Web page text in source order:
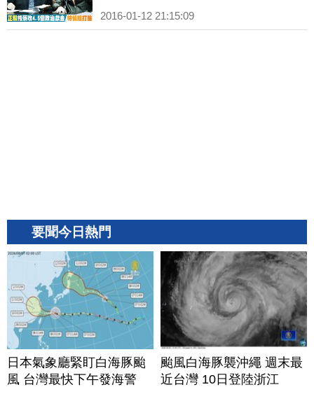
2016-01-12 21:15:09
要聞今日熱門
日本氣象廳緊盯白海豚颱
風 台灣最快下午發海警
颱風白海豚襲沖繩 週末最
近台灣 10日登陸浙江